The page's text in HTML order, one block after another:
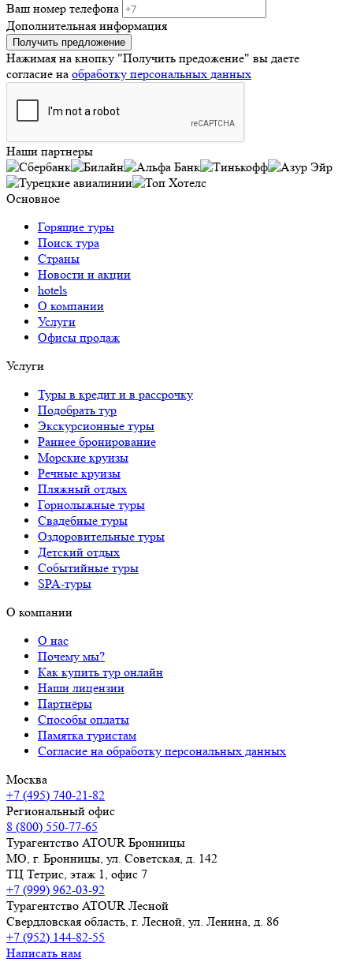
Ваш номер телефона
Дополнительная информация
Получить предложение
Нажимая на кнопку "Получить предожение" вы даете
согласие на обработку персональных данных
Наши партнеры
Основное
Горящие туры
Поиск тура
Страны
Новости и акции
hotels
О компании
Услуги
Офисы продаж
Услуги
Туры в кредит и в рассрочку
Подобрать тур
Экскурсионные туры
Раннее бронирование
Морские круизы
Речные круизы
Пляжный отдых
Горнолыжные туры
Свадебные туры
Оздоровительные туры
Детский отдых
Событийные туры
SPA-туры
О компании
О нас
Почему мы?
Как купить тур онлайн
Наши лицензии
Партнёры
Способы оплаты
Памятка туристам
Согласие на обработку персональных данных
Москва
+7 (495) 740-21-82
Региональный офис
8 (800) 550-77-65
Турагентство ATOUR Бронницы
МО, г. Бронницы, ул. Советская, д. 142
ТЦ Тетрис, этаж 1, офис 7
+7 (999) 962-03-92
Турагентство ATOUR Лесной
Свердловская область, г. Лесной, ул. Ленина, д. 86
+7 (952) 144-82-55
Написать нам